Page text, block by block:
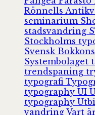
Rönnells
seminarium
stadsvandring
Stockholms
Svensk
Systembolaget
trendspaning
typografi
typography UI
typography
vandring Vart